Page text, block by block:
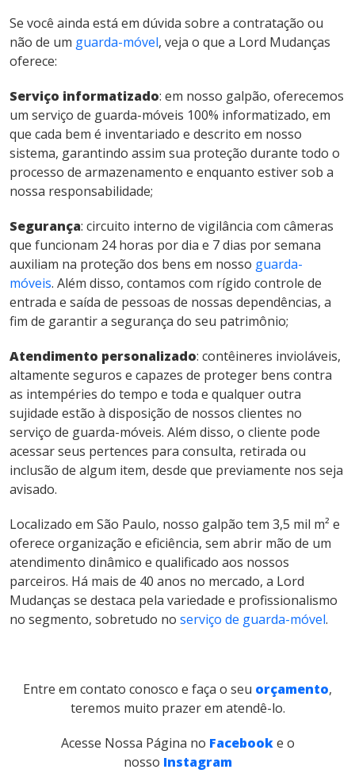
Se você ainda está em dúvida sobre a contratação ou
não de um guarda-móvel, veja o que a Lord Mudanças
oferece:
Serviço informatizado: em nosso galpão, oferecemos
um serviço de guarda-móveis 100% informatizado, em
que cada bem é inventariado e descrito em nosso
sistema, garantindo assim sua proteção durante todo o
processo de armazenamento e enquanto estiver sob a
nossa responsabilidade;
Segurança: circuito interno de vigilância com câmeras
que funcionam 24 horas por dia e 7 dias por semana
auxiliam na proteção dos bens em nosso guarda-
móveis. Além disso, contamos com rígido controle de
entrada e saída de pessoas de nossas dependências, a
fim de garantir a segurança do seu patrimônio;
Atendimento personalizado: contêineres invioláveis,
altamente seguros e capazes de proteger bens contra
as intempéries do tempo e toda e qualquer outra
sujidade estão à disposição de nossos clientes no
serviço de guarda-móveis. Além disso, o cliente pode
acessar seus pertences para consulta, retirada ou
inclusão de algum item, desde que previamente nos seja
avisado.
Localizado em São Paulo, nosso galpão tem 3,5 mil m² e
oferece organização e eficiência, sem abrir mão de um
atendimento dinâmico e qualificado aos nossos
parceiros. Há mais de 40 anos no mercado, a Lord
Mudanças se destaca pela variedade e profissionalismo
no segmento, sobretudo no serviço de guarda-móvel.
Entre em contato conosco e faça o seu orçamento,
teremos muito prazer em atendê-lo.
Acesse Nossa Página no Facebook e o
nosso Instagram